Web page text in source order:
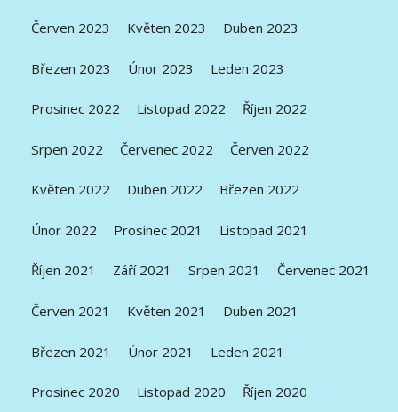
Červen 2023 Květen 2023 Duben 2023
Březen 2023 Únor 2023 Leden 2023
Prosinec 2022 Listopad 2022 Říjen 2022
Srpen 2022 Červenec 2022 Červen 2022
Květen 2022 Duben 2022 Březen 2022
Únor 2022 Prosinec 2021 Listopad 2021
Říjen 2021 Září 2021 Srpen 2021 Červenec 2021
Červen 2021 Květen 2021 Duben 2021
Březen 2021 Únor 2021 Leden 2021
Prosinec 2020 Listopad 2020 Říjen 2020